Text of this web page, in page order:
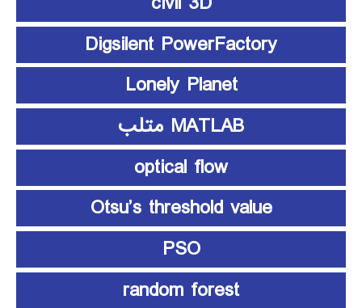
Digsilent PowerFactory
Lonely Planet
MATLAB متلب
optical flow
Otsu’s threshold value
PSO
random forest